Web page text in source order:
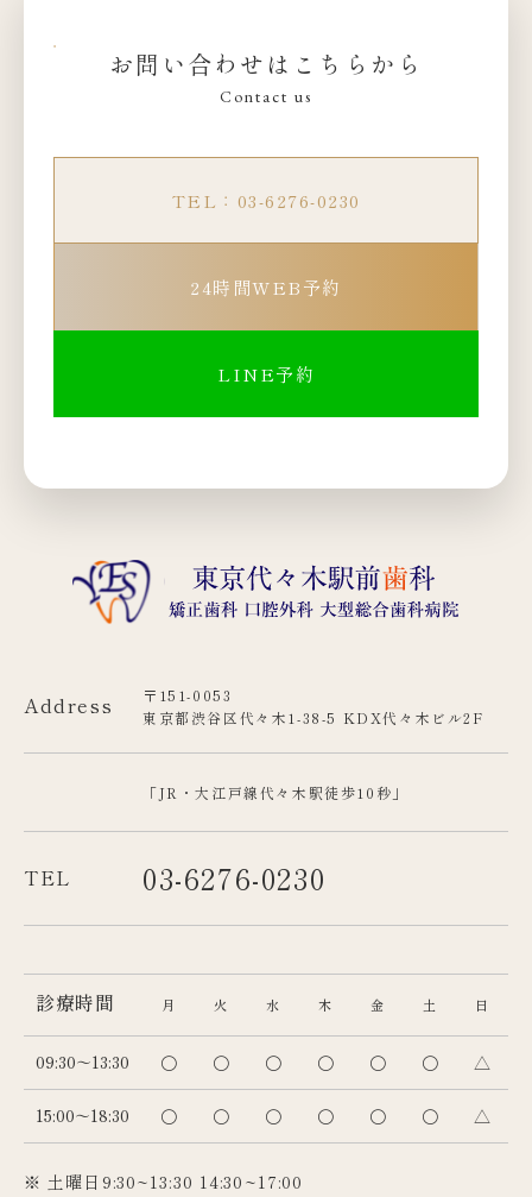
お問い合わせはこちらから
Contact us
TEL：03-6276-0230
24時間WEB予約
LINE予約
Address
〒151-0053
東京都渋谷区代々木1-38-5 KDX代々木ビル2F
「JR・大江戸線代々木駅徒歩10秒」
TEL 03-6276-0230
診療時間 月 火 水 木 金 土 日
09:30～13:30 〇 〇 〇 〇 〇 〇 △
15:00～18:30 〇 〇 〇 〇 〇 〇 △
※ 土曜日9:30~13:30 14:30~17:00